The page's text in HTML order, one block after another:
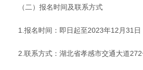
（二）报名时间及联系方式
1.报名时间：即日起至2023年12月31日
2.联系方式：湖北省孝感市交通大道